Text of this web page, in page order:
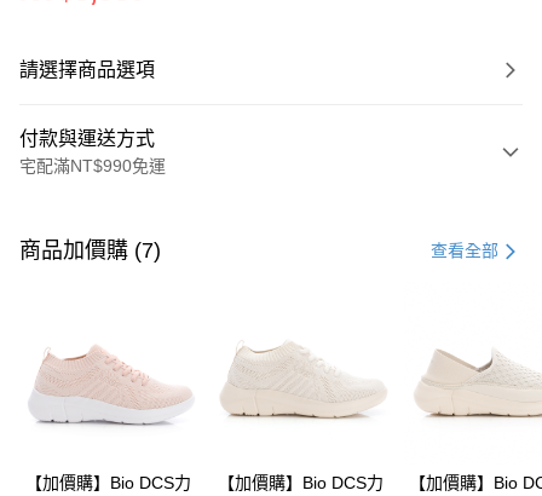
請選擇商品選項
付款與運送方式
宅配滿NT$990免運
信用卡一次付款
悠遊付
Google Pay
全盈+PAY
商品加價購 (7) 查看全部
【加價購】Bio DCS力
【加價購】Bio DCS力
【加價購】Bio